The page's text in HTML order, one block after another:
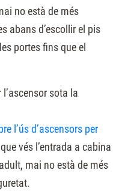
no està de més
abans d’escollir el pis
portes fins que el
sota la
l’ús d’ascensors per
vés l’entrada a cabina
mai no està de més